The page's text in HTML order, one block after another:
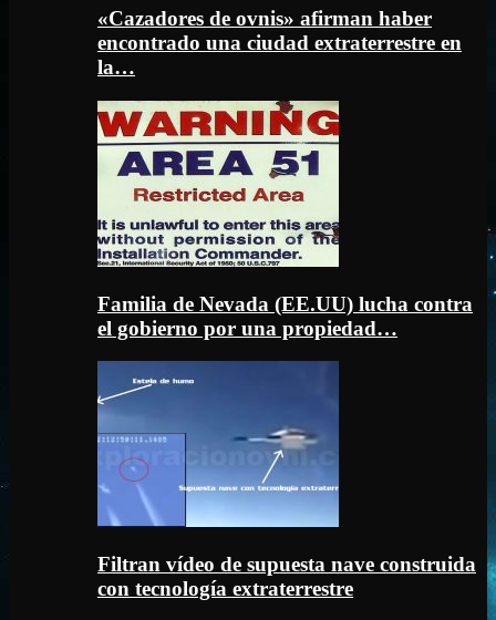
«Cazadores de ovnis» afirman haber
encontrado una ciudad extraterrestre en
la…
Familia de Nevada (EE.UU) lucha contra
el gobierno por una propiedad…
Filtran vídeo de supuesta nave construida
con tecnología extraterrestre